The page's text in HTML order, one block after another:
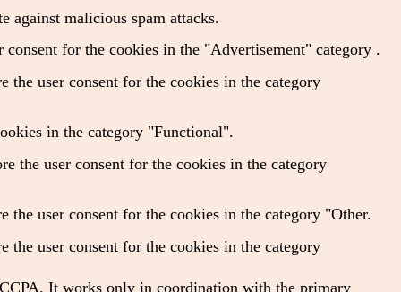
against malicious spam attacks.
for the cookies in the "Advertisement" category .
the user consent for the cookies in the category
in the category "Functional".
the user consent for the cookies in the category
user consent for the cookies in the category "Other.
the user consent for the cookies in the category
It works only in coordination with the primary